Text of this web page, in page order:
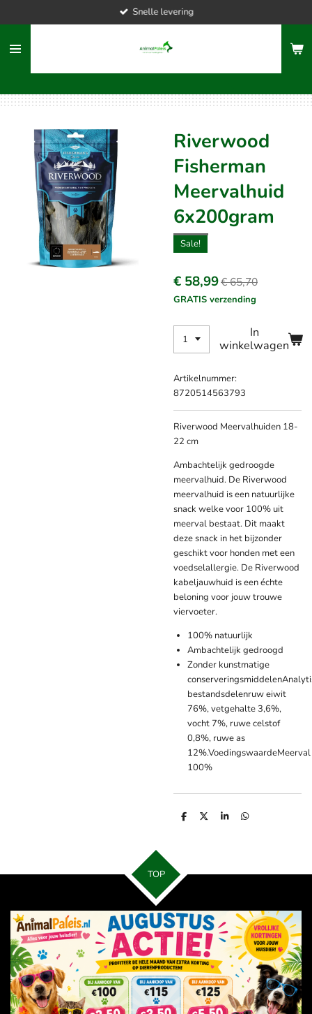
naar
hoofdinhoud
Snelle levering
Riverwood
Fisherman
Meervalhuid
6x200gram
Sale!
€ 58,99€ 65,70
GRATIS verzending
In
winkelwagen
Artikelnummer:
8720514563793
Riverwood Meervalhuiden 18-
22 cm
Ambachtelijk gedroogde
meervalhuid. De Riverwood
meervalhuid is een natuurlijke
snack welke voor 100% uit
meerval bestaat. Dit maakt
deze snack in het bijzonder
geschikt voor honden met een
voedselallergie. De Riverwood
kabeljauwhuid is een échte
beloning voor jouw trouwe
viervoeter.
100% natuurlijk
Ambachtelijk gedroogd
Zonder kunstmatige
bestandsdelenruw eiwit
76%, vetgehalte 3,6%,
vocht 7%, ruwe celstof
0,8%, ruwe as
12%.VoedingswaardeMeerval
100%
D
D
S
D
TOP